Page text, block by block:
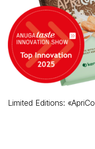
Limited Editions: